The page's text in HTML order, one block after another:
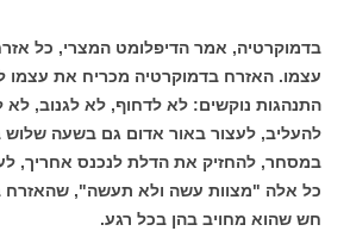
בדמוקרטיה, אמר הדיפלומט המצרי, כל
עצמו. האזרח בדמוקרטיה מכריח את עצמו
התנהגות נוקשים: לא לדחוף, לא לגנוב,
להעליב, לעצור באור אדום גם בשעה שלוש
במסחר, להחזיק את הדלת לנכנס אחריך,
כל אלה "מצוות עשה ולא תעשה", שהאזרח
חש שהוא מחויב בהן בכל רגע.